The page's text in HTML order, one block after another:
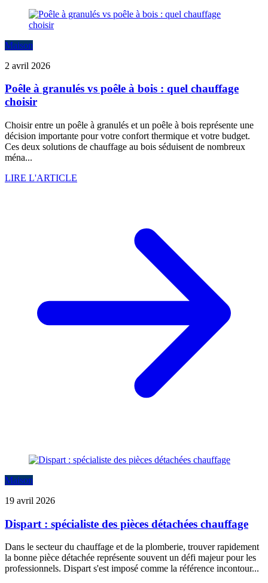
Maison
2 avril 2026
Poêle à granulés vs poêle à bois : quel chauffage
choisir
Choisir entre un poêle à granulés et un poêle à bois représente une
décision importante pour votre confort thermique et votre budget.
Ces deux solutions de chauffage au bois séduisent de nombreux
ména...
LIRE L'ARTICLE
Maison
19 avril 2026
Dispart : spécialiste des pièces détachées chauffage
Dans le secteur du chauffage et de la plomberie, trouver rapidement
la bonne pièce détachée représente souvent un défi majeur pour les
professionnels. Dispart s'est imposé comme la référence incontour...